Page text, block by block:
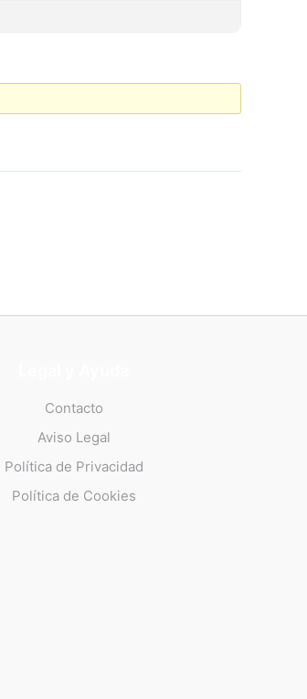
Contacto
Aviso Legal
Política de Privacidad
Política de Cookies